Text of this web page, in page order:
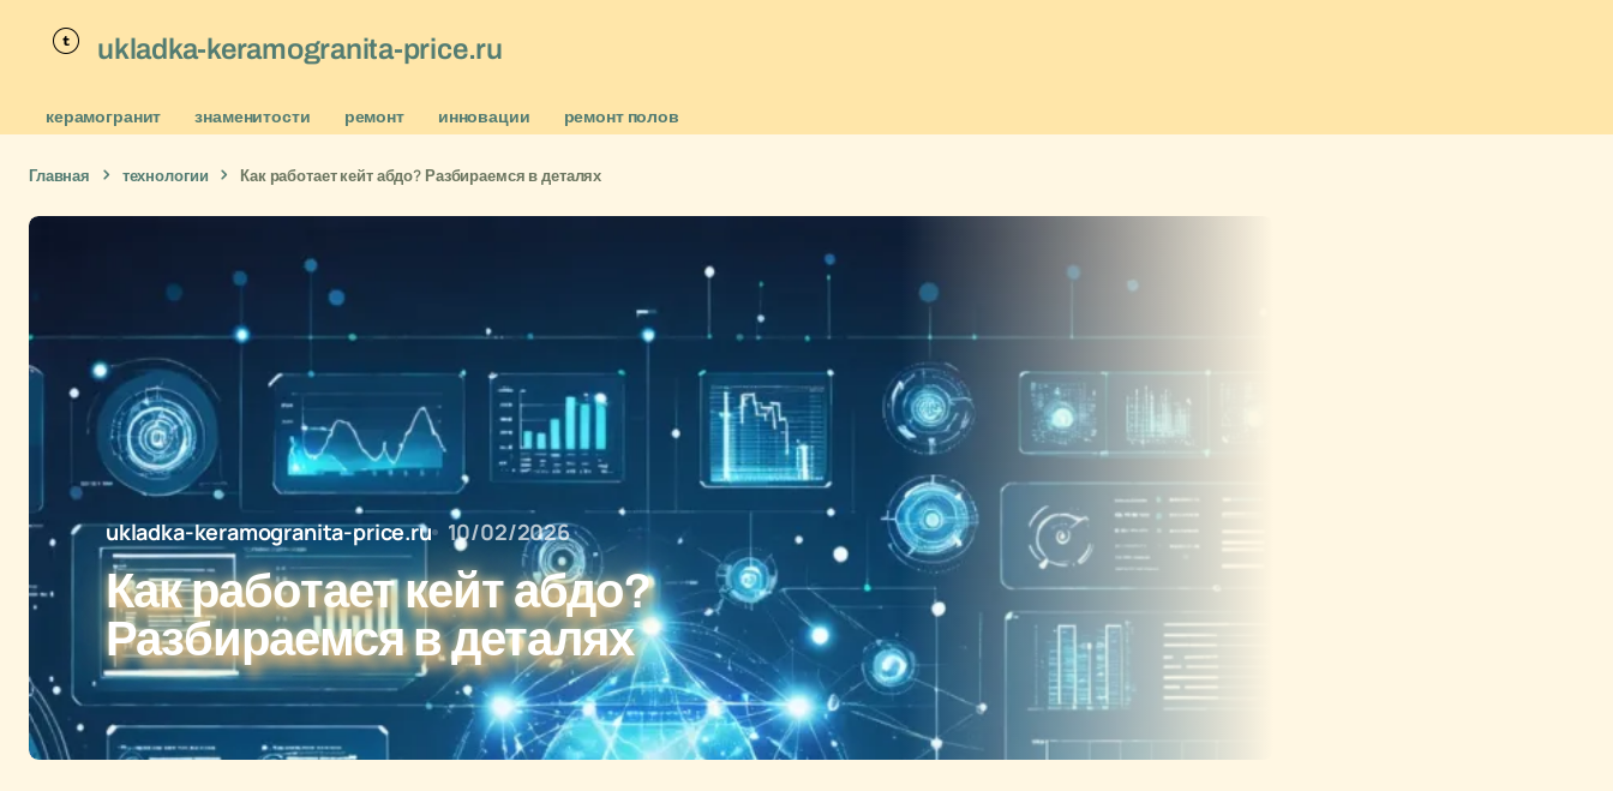
ukladka-keramogranita-price.ru
керамогранит знаменитости ремонт инновации ремонт полов
Главная технологии Как работает кейт абдо? Разбираемся в деталях
ukladka-keramogranita-price.ru 10/02/2026
Как работает кейт абдо?
Разбираемся в деталях